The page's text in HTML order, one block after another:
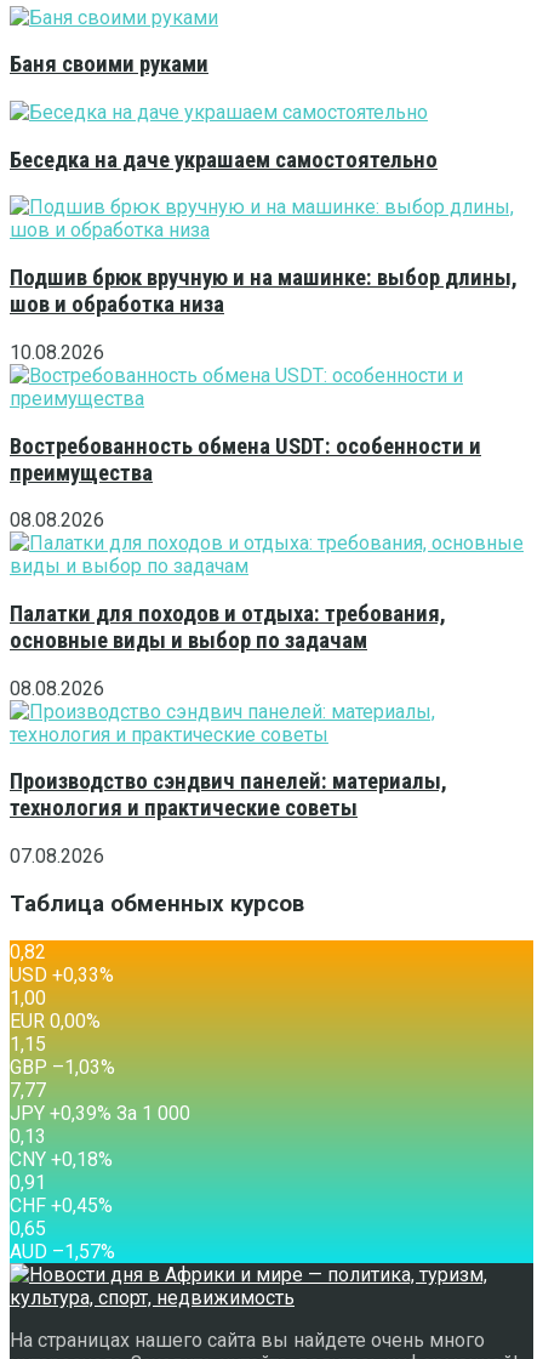
Баня своими руками
Беседка на даче украшаем самостоятельно
Подшив брюк вручную и на машинке: выбор длины,
шов и обработка низа
10.08.2026
Востребованность обмена USDT: особенности и
преимущества
08.08.2026
Палатки для походов и отдыха: требования,
основные виды и выбор по задачам
08.08.2026
Производство сэндвич панелей: материалы,
технология и практические советы
07.08.2026
Таблица обменных курсов
0,82
USD +0,33%
1,00
EUR 0,00%
1,15
GBP –1,03%
7,77
JPY +0,39% За 1 000
0,13
CNY +0,18%
0,91
CHF +0,45%
0,65
AUD –1,57%
На страницах нашего сайта вы найдете очень много